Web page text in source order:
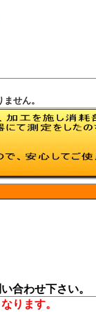
せん。
合わせ下さい。
ります。